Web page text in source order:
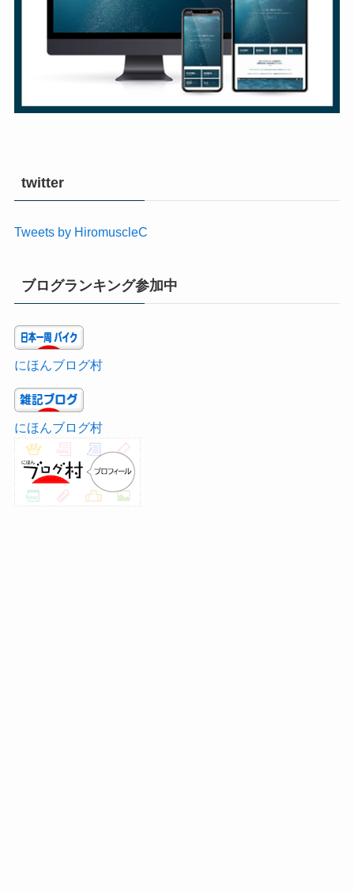
twitter
Tweets by HiromuscleC
ブログランキング参加中
にほんブログ村
にほんブログ村